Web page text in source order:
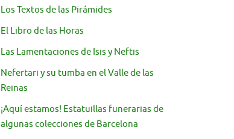
Los Textos de las Pirámides
El Libro de las Horas
Las Lamentaciones de Isis y Neftis
Nefertari y su tumba en el Valle de las
Reinas
¡Aquí estamos! Estatuillas funerarias de
algunas colecciones de Barcelona